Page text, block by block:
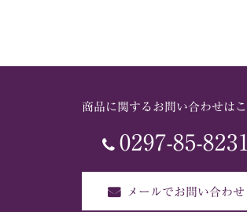
商品に関するお問い合わせは
0297-85-8231
メールでお問い合わせ